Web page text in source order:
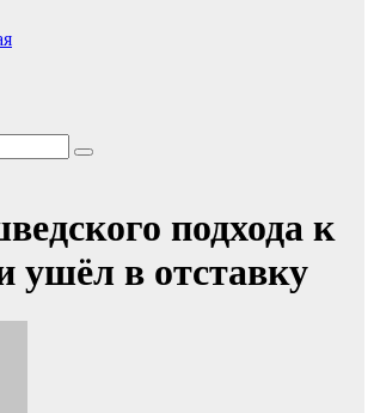
подхода к
ушёл в отставку